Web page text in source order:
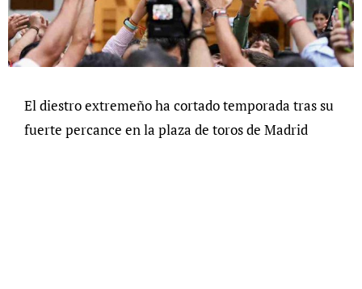
El diestro extremeño ha cortado temporada tras su
fuerte percance en la plaza de toros de Madrid